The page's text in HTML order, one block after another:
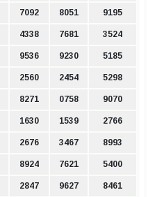
7092 8051 9195
4338 7681 3524
9536 9230 5185
2560 2454 5298
8271 0758 9070
1630 1539 2766
2676 3467 8993
8924 7621 5400
2847 9627 8461